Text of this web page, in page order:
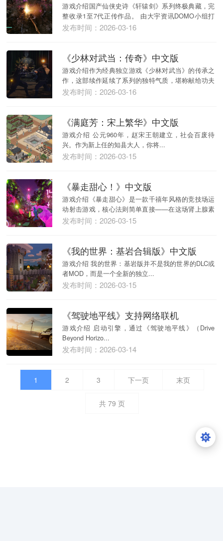
游戏介绍国产仙侠史诗《轩辕剑》系列终极典藏，完
整收录1至7代正传作品。 由大宇资讯DOMO小组打
造...
发布时间：2026-03-16
《少林对武当：传奇》中文版
游戏介绍作为经典独立游戏《少林对武当》的传承之
作，这部续作延续了系列的独特气质，堪称献给功夫
电影与...
发布时间：2026-03-16
《满庭芳：宋上繁华》中文版
游戏介绍 公元960年，赵宋王朝建立，社会百废待
兴。作为新上任的知县大人，你将...
发布时间：2026-03-15
《暴走甜心！》中文版
游戏介绍《暴走甜心》是一款千禧年风格的竞技场运
动射击游戏，核心法则简单直接——在这场肾上腺素
飙升的...
发布时间：2026-03-15
《我的世界：基岩合辑版》中文版
游戏介绍 我的世界：基岩版并不是我的世界的DLC或
者MOD，而是一个全新的独立...
发布时间：2026-03-15
《驾驶地平线》支持网络联机
游戏介绍 启动引擎，通过《驾驶地平线》（Drive
Beyond Horizo...
发布时间：2026-03-14
1 2 3 下一页 末页
共 79 页